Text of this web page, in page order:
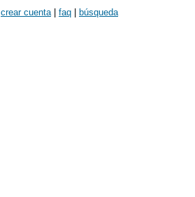
crear cuenta| faq búsqueda